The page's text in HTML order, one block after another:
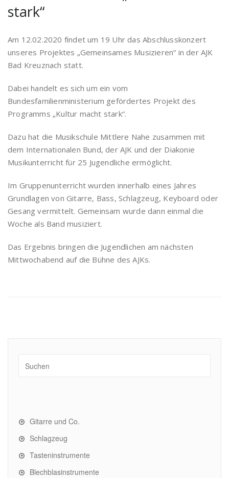
stark“
Am 12.02.2020 findet um 19 Uhr das Abschlusskonzert
unseres Projektes „Gemeinsames Musizieren“ in der AJK
Bad Kreuznach statt.
Dabei handelt es sich um ein vom
Bundesfamilienministerium gefördertes Projekt des
Programms „Kultur macht stark“.
Dazu hat die Musikschule Mittlere Nahe zusammen mit
dem Internationalen Bund, der AJK und der Diakonie
Musikunterricht für 25 Jugendliche ermöglicht.
Im Gruppenunterricht wurden innerhalb eines Jahres
Grundlagen von Gitarre, Bass, Schlagzeug, Keyboard oder
Gesang vermittelt. Gemeinsam wurde dann einmal die
Woche als Band musiziert.
Das Ergebnis bringen die Jugendlichen am nächsten
Mittwochabend auf die Bühne des AJKs.
Gitarre und Co.
Schlagzeug
Tasteninstrumente
Blechblasinstrumente